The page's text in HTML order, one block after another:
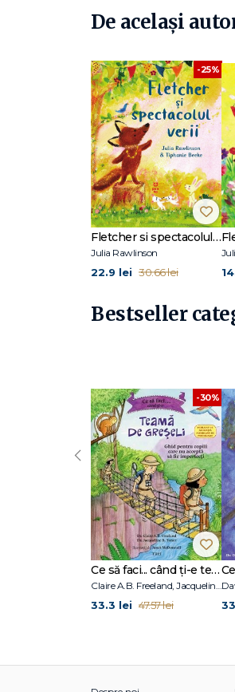
De același
-25%
Fletcher si spectacolul verii
Julia Rawlinson
22.9 lei 30.66 lei
Bestseller
-30%
Ce să faci... când ți-e teamă de greșeli. Ghid pentru copiii care nu acceptă să fie imperfecți
33.3 lei 47.57 lei
‹